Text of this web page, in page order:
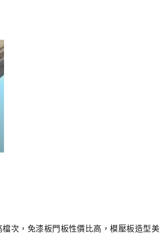
次，免漆板門板性價比高，模壓板造型美